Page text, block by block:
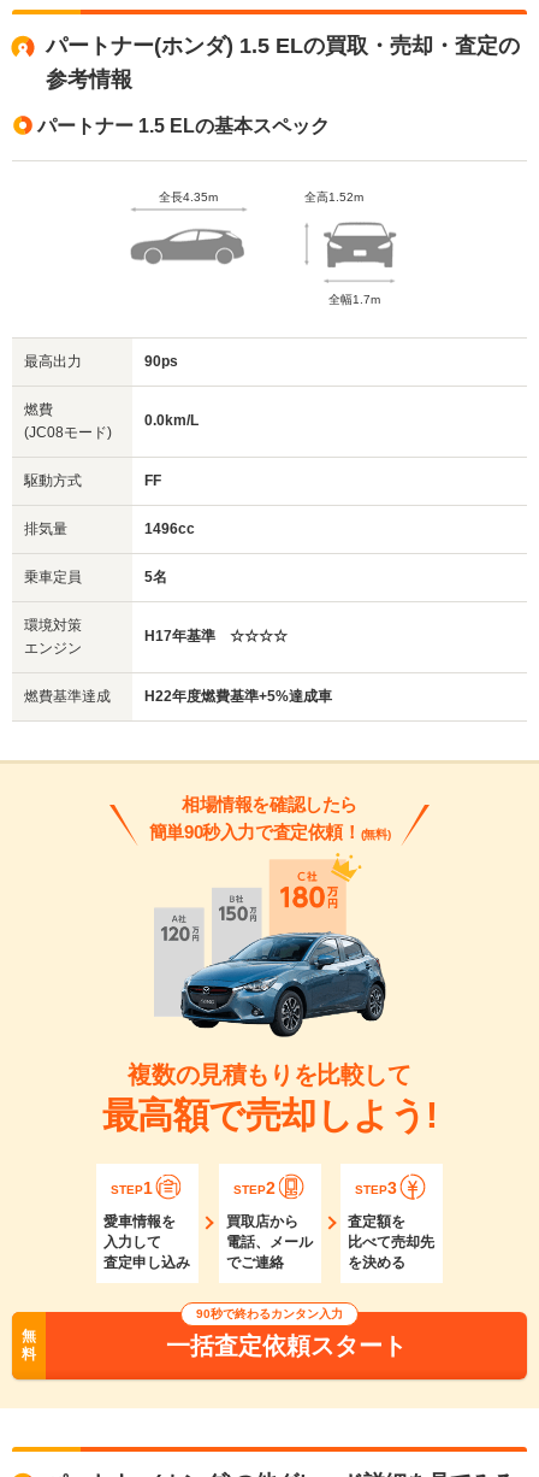
パートナー(ホンダ) 1.5 ELの買取・売却・査定の
参考情報
パートナー 1.5 ELの基本スペック
全長4.35m 全高1.52m
全幅1.7m
最高出力 90ps
燃費
(JC08モード)
0.0km/L
駆動方式 FF
排気量 1496cc
乗車定員 5名
環境対策
エンジン
H17年基準 ☆☆☆☆
燃費基準達成 H22年度燃費基準+5%達成車
相場情報を確認したら
簡単90秒入力で査定依頼！ (無料)
複数の見積もりを比較して
最高額で売却しよう!
STEP1
愛車情報を
入力して
査定申し込み
STEP2
買取店から
電話、メール
でご連絡
STEP3
査定額を
比べて売却先
を決める
無
料
90秒で終わるカンタン入力
一括査定依頼スタート